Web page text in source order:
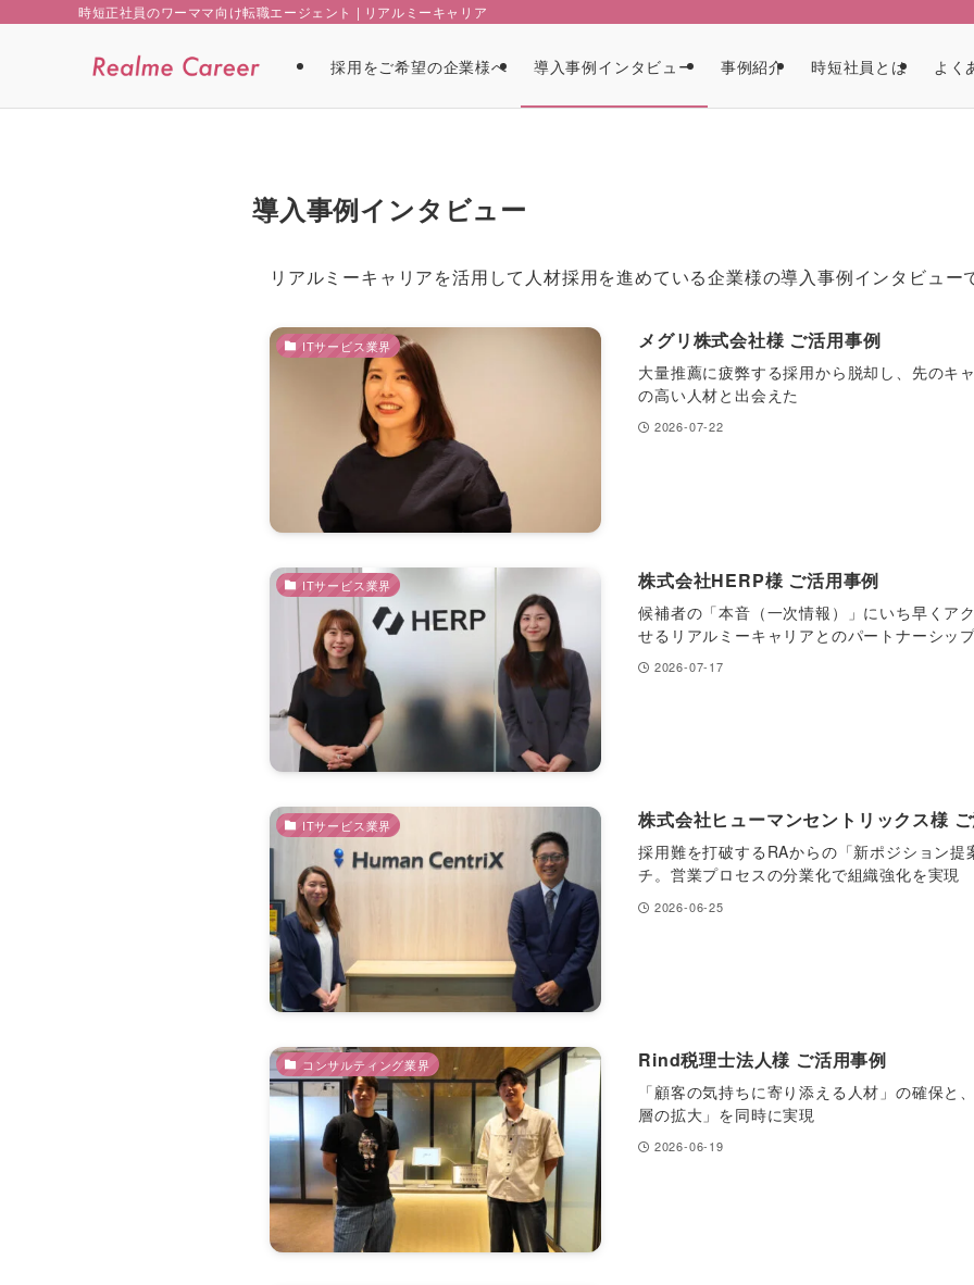
時短正社員のワーママ向け転職エージェント | リアルミーキャリア
採用をご希望の企業様へ 導入事例インタビュー 事例紹介 時短社員とは よく
導入事例インタビュー
リアルミーキャリアを活用して人材採用を進めている企業様の導入事例インタビュー
ITサービス業界 メグリ株式会社様 ご活用事例
大量推薦に疲弊する採用から脱却し、先のキ
の高い人材と出会えた
2026-07-22
ITサービス業界 株式会社HERP様 ご活用事例
候補者の「本音（一次情報）」にいち早くア
せるリアルミーキャリアとのパートナーシッ
2026-07-17
ITサービス業界 株式会社ヒューマンセントリックス様
採用難を打破するRAからの「新ポジション提
チ。営業プロセスの分業化で組織強化を実現
2026-06-25
コンサルティング業界 Rind税理士法人様 ご活用事例
「顧客の気持ちに寄り添える人材」の確保と
層の拡大」を同時に実現
2026-06-19